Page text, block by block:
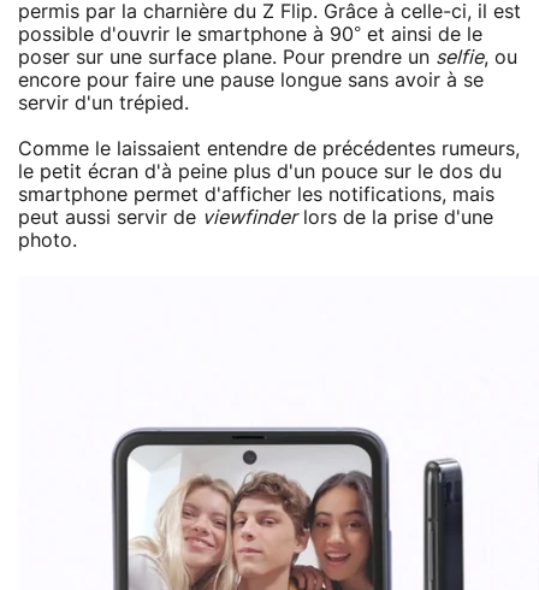
permis par la charnière du Z Flip. Grâce à celle-ci, il est
possible d'ouvrir le smartphone à 90° et ainsi de le
poser sur une surface plane. Pour prendre un selfie, ou
encore pour faire une pause longue sans avoir à se
servir d'un trépied.
Comme le laissaient entendre de précédentes rumeurs,
le petit écran d'à peine plus d'un pouce sur le dos du
smartphone permet d'afficher les notifications, mais
peut aussi servir de viewfinderlors de la prise d'une
photo.